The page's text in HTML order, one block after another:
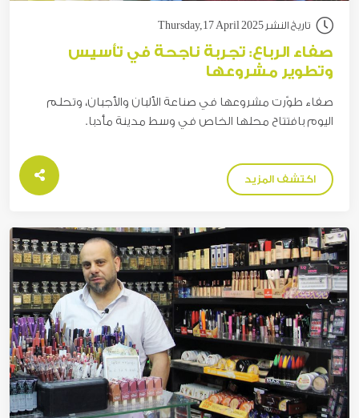
تاريخ النشر Thursday,17 April 2025
صفاء الرباع: تجربة ناجحة في تأسيس
وتطوير مشروعها
صفاء طوّرت مشروعها في صناعة الألبان والأجبان، وتحلم
اليوم بافتتاح محلها الخاص في وسط مدينة مأدبا.
اكتشف المزيد